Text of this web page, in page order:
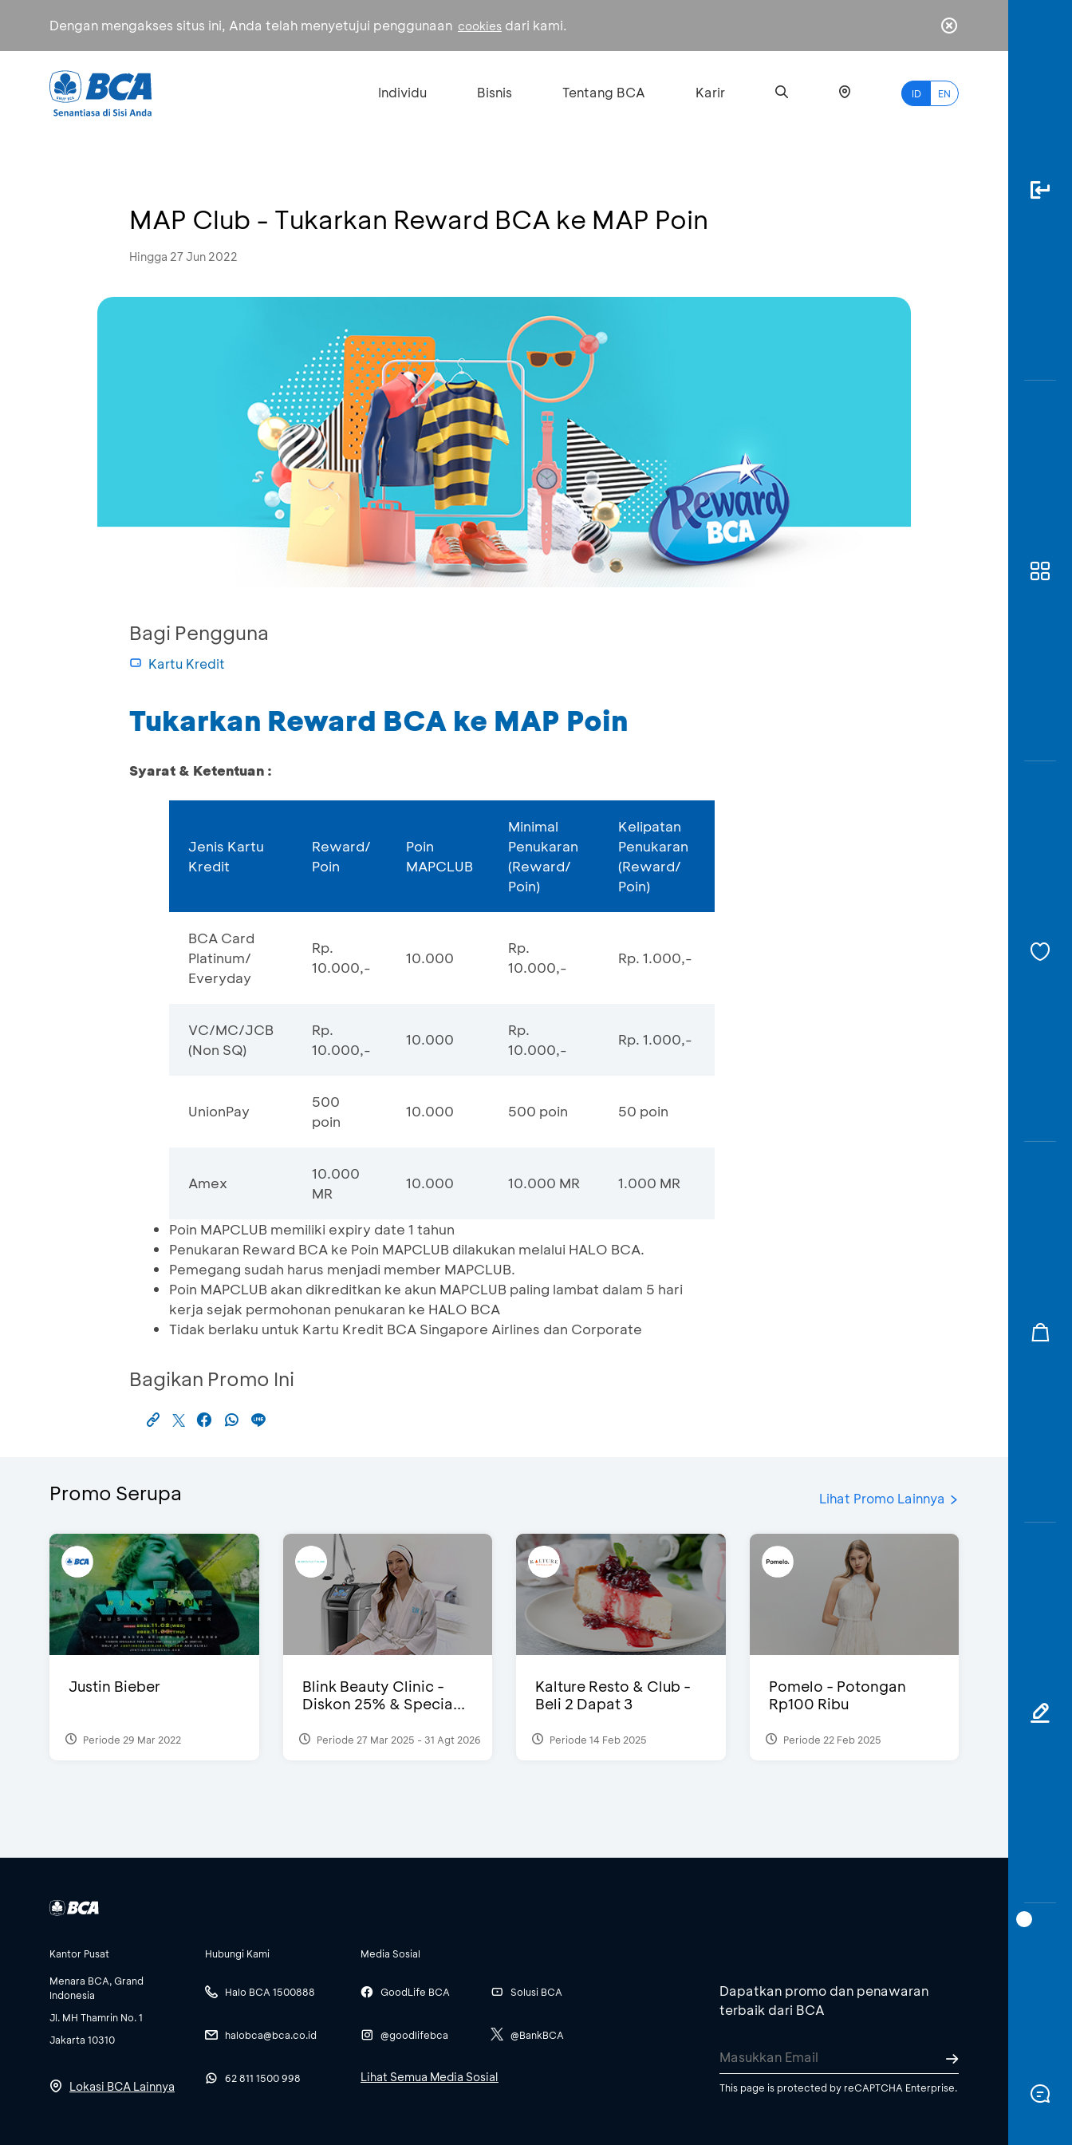
Dengan mengakses situs ini, Anda telah menyetujui penggunaan cookies dari kami.
Individu Bisnis Tentang BCA Karir ID EN
Modus
MAP Club - Tukarkan Reward BCA ke MAP Poin
Hingga 27 Jun 2022
Bagi Pengguna
Kartu Kredit
Tukarkan Reward BCA ke MAP Poin
Syarat & Ketentuan :
Jenis Kartu
Kredit
Reward/
Poin
Poin
MAPCLUB
Minimal
Penukaran
(Reward/
Poin)
Kelipatan
Penukaran
(Reward/
Poin)
BCA Card
Platinum/
Everyday
Rp.
10.000,-
10.000
Rp.
10.000,-
Rp. 1.000,-
VC/MC/JCB
(Non SQ)
Rp.
10.000,-
10.000
Rp.
10.000,-
Rp. 1.000,-
UnionPay
500
poin
10.000 500 poin 50 poin
Amex
10.000
MR
10.000 10.000 MR 1.000 MR
Poin MAPCLUB memiliki expiry date 1 tahun
Penukaran Reward BCA ke Poin MAPCLUB dilakukan melalui HALO BCA.
Pemegang sudah harus menjadi member MAPCLUB.
Poin MAPCLUB akan dikreditkan ke akun MAPCLUB paling lambat dalam 5 hari
kerja sejak permohonan penukaran ke HALO BCA
Tidak berlaku untuk Kartu Kredit BCA Singapore Airlines dan Corporate
Bagikan Promo Ini
Promo Serupa Lihat Promo Lainnya
Justin Bieber
Periode 29 Mar 2022
Blink Beauty Clinic -
Diskon 25% & Specia...
Periode 27 Mar 2025 - 31 Agt 2026
Kalture Resto & Club -
Beli 2 Dapat 3
Periode 14 Feb 2025
Pomelo - Potongan
Rp100 Ribu
Periode 22 Feb 2025
Kantor Pusat
Menara BCA, Grand
Indonesia
Jl. MH Thamrin No. 1
Jakarta 10310
Lokasi BCA Lainnya
Hubungi Kami
Halo BCA 1500888
halobca@bca.co.id
62 811 1500 998
Media Sosial
GoodLife BCA
@goodlifebca
Solusi BCA
@BankBCA
Lihat Semua Media Sosial
Dapatkan promo dan penawaran
terbaik dari BCA
This page is protected by reCAPTCHA Enterprise.